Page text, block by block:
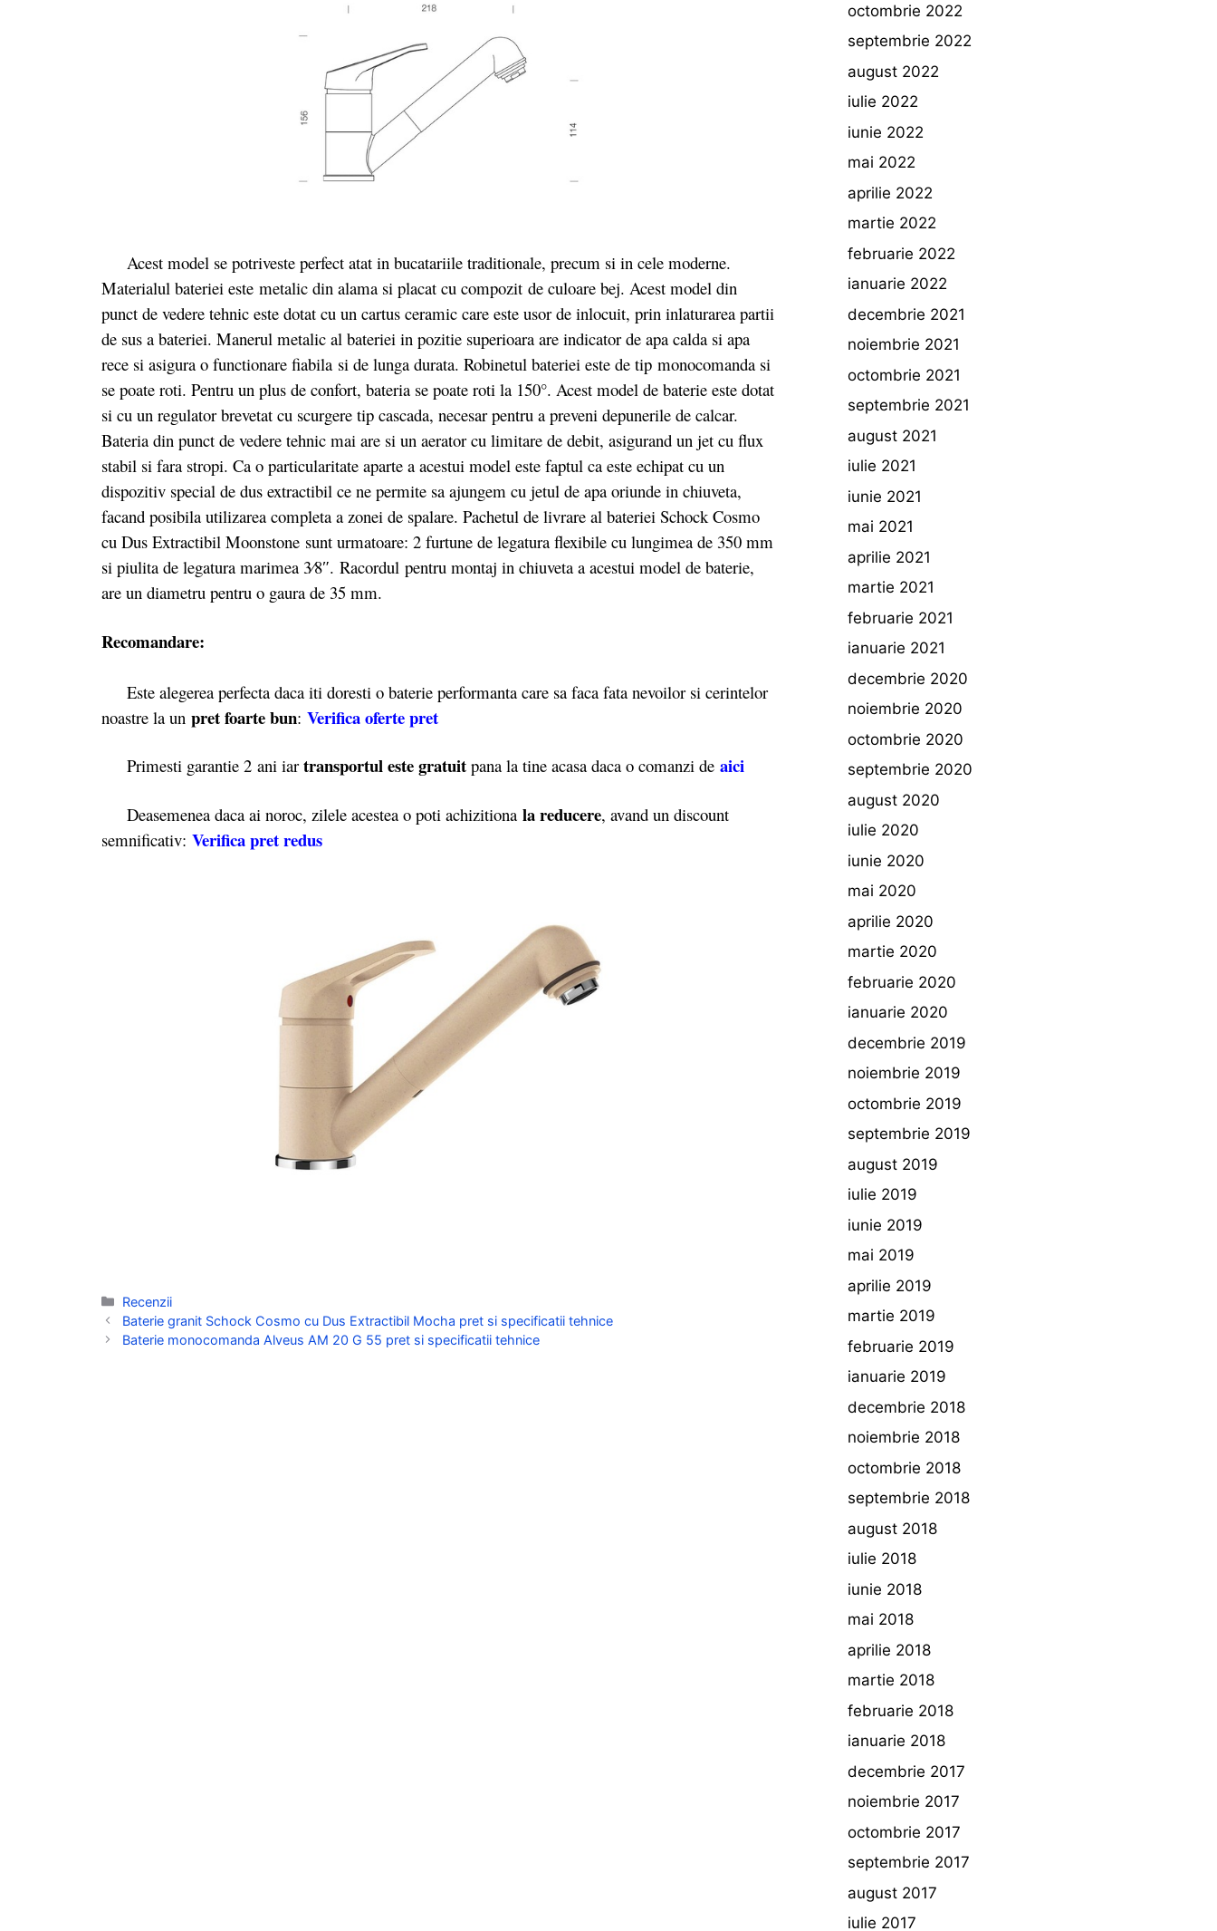
Acest model se potriveste perfect atat in bucatariile traditionale, precum si in cele moderne.
Materialul bateriei este metalic din alama si placat cu compozit de culoare bej. Acest model din
punct de vedere tehnic este dotat cu un cartus ceramic care este usor de inlocuit, prin inlaturarea partii
de sus a bateriei. Manerul metalic al bateriei in pozitie superioara are indicator de apa calda si apa
rece si asigura o functionare fiabila si de lunga durata. Robinetul bateriei este de tip monocomanda si
se poate roti. Pentru un plus de confort, bateria se poate roti la 150°. Acest model de baterie este dotat
si cu un regulator brevetat cu scurgere tip cascada, necesar pentru a preveni depunerile de calcar.
Bateria din punct de vedere tehnic mai are si un aerator cu limitare de debit, asigurand un jet cu flux
stabil si fara stropi. Ca o particularitate aparte a acestui model este faptul ca este echipat cu un
dispozitiv special de dus extractibil ce ne permite sa ajungem cu jetul de apa oriunde in chiuveta,
facand posibila utilizarea completa a zonei de spalare. Pachetul de livrare al bateriei Schock Cosmo
cu Dus Extractibil Moonstone sunt urmatoare: 2 furtune de legatura flexibile cu lungimea de 350 mm
si piulita de legatura marimea 3⁄8″. Racordul pentru montaj in chiuveta a acestui model de baterie,
are un diametru pentru o gaura de 35 mm.
Recomandare:
Este alegerea perfecta daca iti doresti o baterie performanta care sa faca fata nevoilor si cerintelor
noastre la un pret foarte bun: Verifica oferte pret
Primesti garantie 2 ani iar transportul este gratuit pana la tine acasa daca o comanzi de aici
Deasemenea daca ai noroc, zilele acestea o poti achizitiona la reducere, avand un discount
semnificativ: Verifica pret redus
Categorii
Recenzii
Baterie granit Schock Cosmo cu Dus Extractibil Mocha pret si specificatii tehnice
Baterie monocomanda Alveus AM 20 G 55 pret si specificatii tehnice
octombrie 2022
septembrie 2022
august 2022
iulie 2022
iunie 2022
mai 2022
aprilie 2022
martie 2022
februarie 2022
ianuarie 2022
decembrie 2021
noiembrie 2021
octombrie 2021
septembrie 2021
august 2021
iulie 2021
iunie 2021
mai 2021
aprilie 2021
martie 2021
februarie 2021
ianuarie 2021
decembrie 2020
noiembrie 2020
octombrie 2020
septembrie 2020
august 2020
iulie 2020
iunie 2020
mai 2020
aprilie 2020
martie 2020
februarie 2020
ianuarie 2020
decembrie 2019
noiembrie 2019
octombrie 2019
septembrie 2019
august 2019
iulie 2019
iunie 2019
mai 2019
aprilie 2019
martie 2019
februarie 2019
ianuarie 2019
decembrie 2018
noiembrie 2018
octombrie 2018
septembrie 2018
august 2018
iulie 2018
iunie 2018
mai 2018
aprilie 2018
martie 2018
februarie 2018
ianuarie 2018
decembrie 2017
noiembrie 2017
octombrie 2017
septembrie 2017
august 2017
iulie 2017